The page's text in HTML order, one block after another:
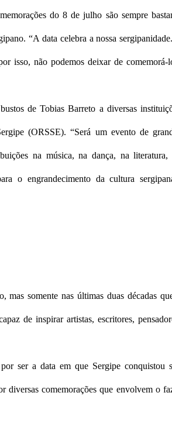
do 8 de julho são sempre
“A data celebra a nossa
isso, não podemos deixar de comemorá-
de Tobias Barreto a diversas
(ORSSE). “Será um evento de
na música, na dança, na literatura,
o engrandecimento da cultura
mas somente nas últimas duas décadas
de inspirar artistas, escritores,
ser a data em que Sergipe conquistou
diversas comemorações que envolvem o